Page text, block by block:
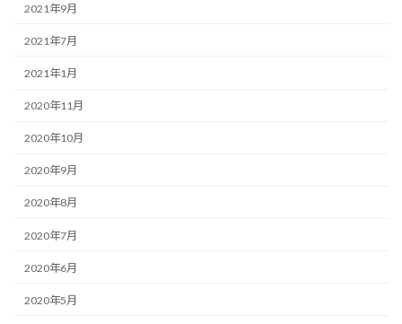
2021年9月
2021年7月
2021年1月
2020年11月
2020年10月
2020年9月
2020年8月
2020年7月
2020年6月
2020年5月